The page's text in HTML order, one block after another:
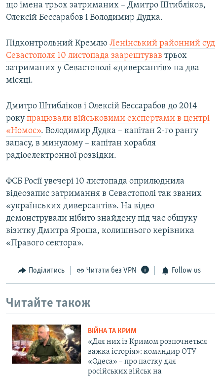
що імена трьох затриманих – Дмитро Штибліков,
Олексій Бессарабов і Володимир Дудка.
Підконтрольний Кремлю Ленінський районний суд
Севастополя 10 листопада заарештував трьох
затриманих у Севастополі «диверсантів» на два
місяці.
Дмитро Штибліков і Олексій Бессарабов до 2014
року працювали військовими експертами в центрі
«Номос». Володимир Дудка – капітан 2-го рангу
запасу, в минулому – капітан корабля
радіоелектронної розвідки.
ФСБ Росії увечері 10 листопада оприлюднила
відеозапис затримання в Севастополі так званих
«українських диверсантів». На відео
демонстрували нібито знайдену під час обшуку
візитку Дмитра Яроша, колишнього керівника
«Правого сектора».
Поділитись Читати без VPN Follow us
Читайте також
ВІЙНА ТА КРИМ
«Для них із Кримом розпочнеться
важка історія»: командир ОТУ
«Одеса» – про пастку для
російських військ на